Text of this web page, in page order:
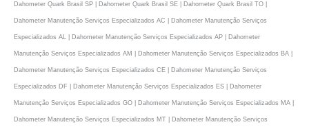
Dahometer Quark Brasil SP | Dahometer Quark Brasil SE | Dahometer Quark Brasil TO |
Dahometer Manutenção Serviços Especializados AC | Dahometer Manutenção Serviços
Especializados AL | Dahometer Manutenção Serviços Especializados AP | Dahometer
Manutenção Serviços Especializados AM | Dahometer Manutenção Serviços Especializados BA |
Dahometer Manutenção Serviços Especializados CE | Dahometer Manutenção Serviços
Especializados DF | Dahometer Manutenção Serviços Especializados ES | Dahometer
Manutenção Serviços Especializados GO | Dahometer Manutenção Serviços Especializados MA |
Dahometer Manutenção Serviços Especializados MT | Dahometer Manutenção Serviços